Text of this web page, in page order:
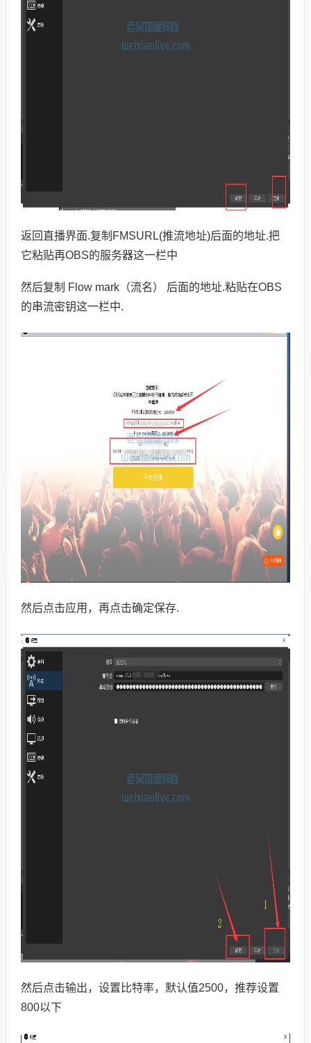
返回直播界面.复制FMSURL(推流地址)后面的地址.把
它粘贴再OBS的服务器这一栏中
然后复制 Flow mark（流名） 后面的地址.粘贴在OBS
的串流密钥这一栏中.
然后点击应用，再点击确定保存.
然后点击输出，设置比特率，默认值2500，推荐设置
800以下